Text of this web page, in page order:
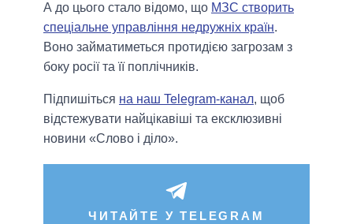
А до цього стало відомо, що МЗС створить
спеціальне управління недружніх країн.
Воно займатиметься протидією загрозам з
боку росії та її поплічників.
Підпишіться на наш Telegram-канал, щоб
відстежувати найцікавіші та ексклюзивні
новини «Слово і діло».
ЧИТАЙТЕ У TELEGRAM